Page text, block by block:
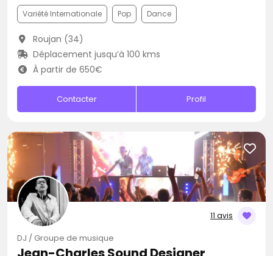
Variété Internationale Pop Dance
Roujan (34)
Déplacement jusqu’à 100 kms
À partir de 650€
Contacter Profil
11 avis
DJ / Groupe de musique